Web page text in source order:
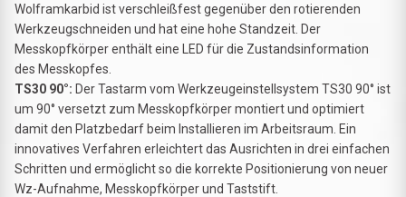
Wolframkarbid ist verschleißfest gegenüber den rotierenden
Werkzeugschneiden und hat eine hohe Standzeit. Der
Messkopfkörper enthält eine LED für die Zustandsinformation
des Messkopfes.
TS30 90°: Der Tastarm vom Werkzeugeinstellsystem TS30 90° ist
um 90° versetzt zum Messkopfkörper montiert und optimiert
damit den Platzbedarf beim Installieren im Arbeitsraum. Ein
innovatives Verfahren erleichtert das Ausrichten in drei einfachen
Schritten und ermöglicht so die korrekte Positionierung von neuer
Wz-Aufnahme, Messkopfkörper und Taststift.